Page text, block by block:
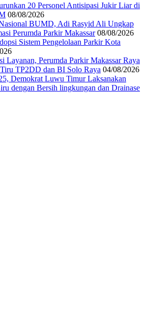
20 Personel Antisipasi Jukir Liar di
08/08/2026
BUMD, Adi Rasyid Ali Ungkap
Perumda Parkir Makassar 08/08/2026
Sistem Pengelolaan Parkir Kota
Layanan, Perumda Parkir Makassar Raya
TP2DD dan BI Solo Raya 04/08/2026
Demokrat Luwu Timur Laksanakan
dengan Bersih lingkungan dan Drainase